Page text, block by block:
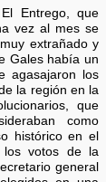
Entrego, que
vez al mes se
extrañado y
Gales había un
agasajaron los
la región en la
que
como
histórico en el
los votos de la
general